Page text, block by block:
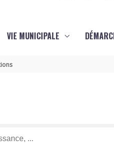
VIE MUNICIPALE